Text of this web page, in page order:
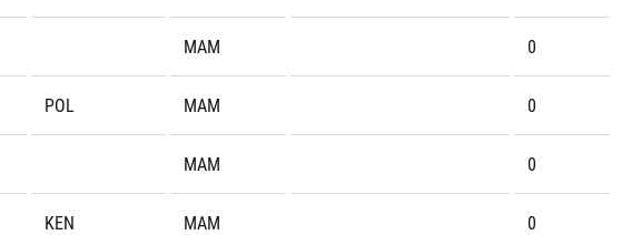
MAM 0
POL MAM 0
MAM 0
KEN MAM 0